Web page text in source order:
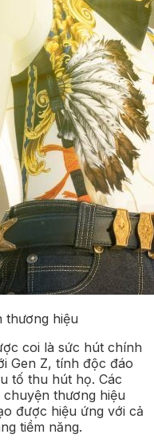
thương hiệu
coi là sức hút chính
Gen Z, tính độc đáo
tố thu hút họ. Các
thương hiệu
được hiệu ứng với cả
tiềm năng.